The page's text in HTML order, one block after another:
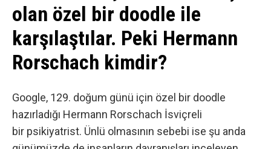
olan özel bir doodle ile
karşılaştılar. Peki Hermann
Rorschach kimdir?
Google, 129. doğum günü için özel bir doodle
hazırladığı Hermann Rorschach İsviçreli
bir psikiyatrist. Ünlü olmasının sebebi ise şu anda